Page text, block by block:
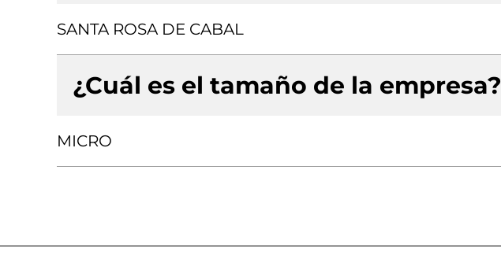
SANTA ROSA DE CABAL
¿Cuál es el tamaño de la empresa?
MICRO